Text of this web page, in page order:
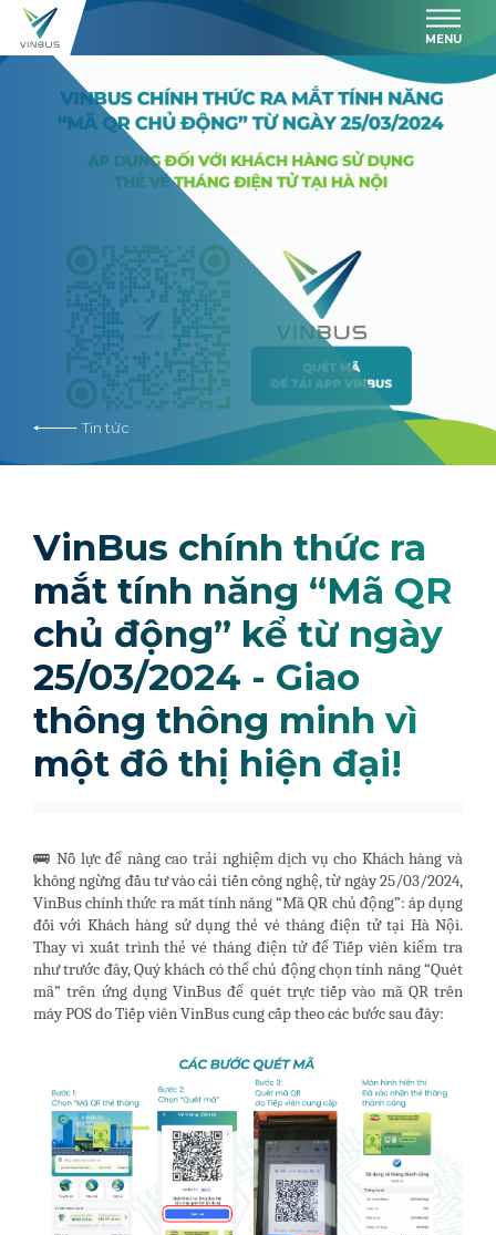
MENU
Tin tức
VinBus chính thức ra
mắt tính năng “Mã QR
chủ động” kể từ ngày
25/03/2024 - Giao
thông thông minh vì
một đô thị hiện đại!
🚌 Nỗ lực để nâng cao trải nghiệm dịch vụ cho Khách hàng và
không ngừng đầu tư vào cải tiến công nghệ, từ ngày 25/03/2024,
VinBus chính thức ra mắt tính năng “Mã QR chủ động”: áp dụng
đối với Khách hàng sử dụng thẻ vé tháng điện tử tại Hà Nội.
Thay vì xuất trình thẻ vé tháng điện tử để Tiếp viên kiểm tra
như trước đây, Quý khách có thể chủ động chọn tính năng “Quét
mã” trên ứng dụng VinBus để quét trực tiếp vào mã QR trên
máy POS do Tiếp viên VinBus cung cấp theo các bước sau đây: